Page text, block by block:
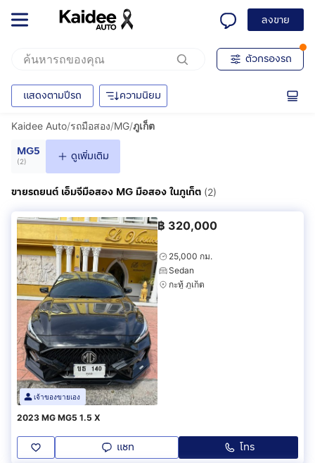
ลงขาย
ตัวกรองรถ
แสดงตามปีรถ ความนิยม
Kaidee Auto/รถมือสอง/MG/ภูเก็ต
MG5
(2) ดูเพิ่มเติม
ขายรถยนต์ เอ็มจีมือสอง MG มือสอง ในภูเก็ต (2)
เจ้าของขายเอง
฿ 320,000
25,000 กม.
Sedan
กะทู้ ภูเก็ต
2023 MG MG5 1.5 X
แชท โทร